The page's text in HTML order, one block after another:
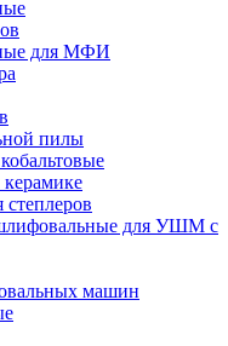
для МФИ
пилы
керамике
для УШМ с
машин